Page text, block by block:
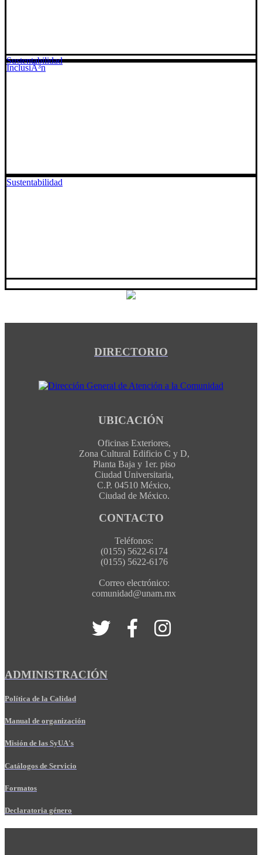
InclusiÃ³n
Sustentabilidad
Sustentabilidad
DIRECTORIO
UBICACIÓN
Oficinas Exteriores,
Zona Cultural Edificio C y D,
Planta Baja y 1er. piso
Ciudad Universitaria,
C.P. 04510 México,
Ciudad de México.
CONTACTO
Teléfonos:
(0155) 5622-6174
(0155) 5622-6176
Correo electrónico:
comunidad@unam.mx
ADMINISTRACIÓN
Política de la Calidad
Manual de organización
Misión de las SyUA's
Catálogos de Servicio
Formatos
Declaratoria género